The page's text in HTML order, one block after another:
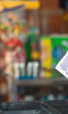
Compartir